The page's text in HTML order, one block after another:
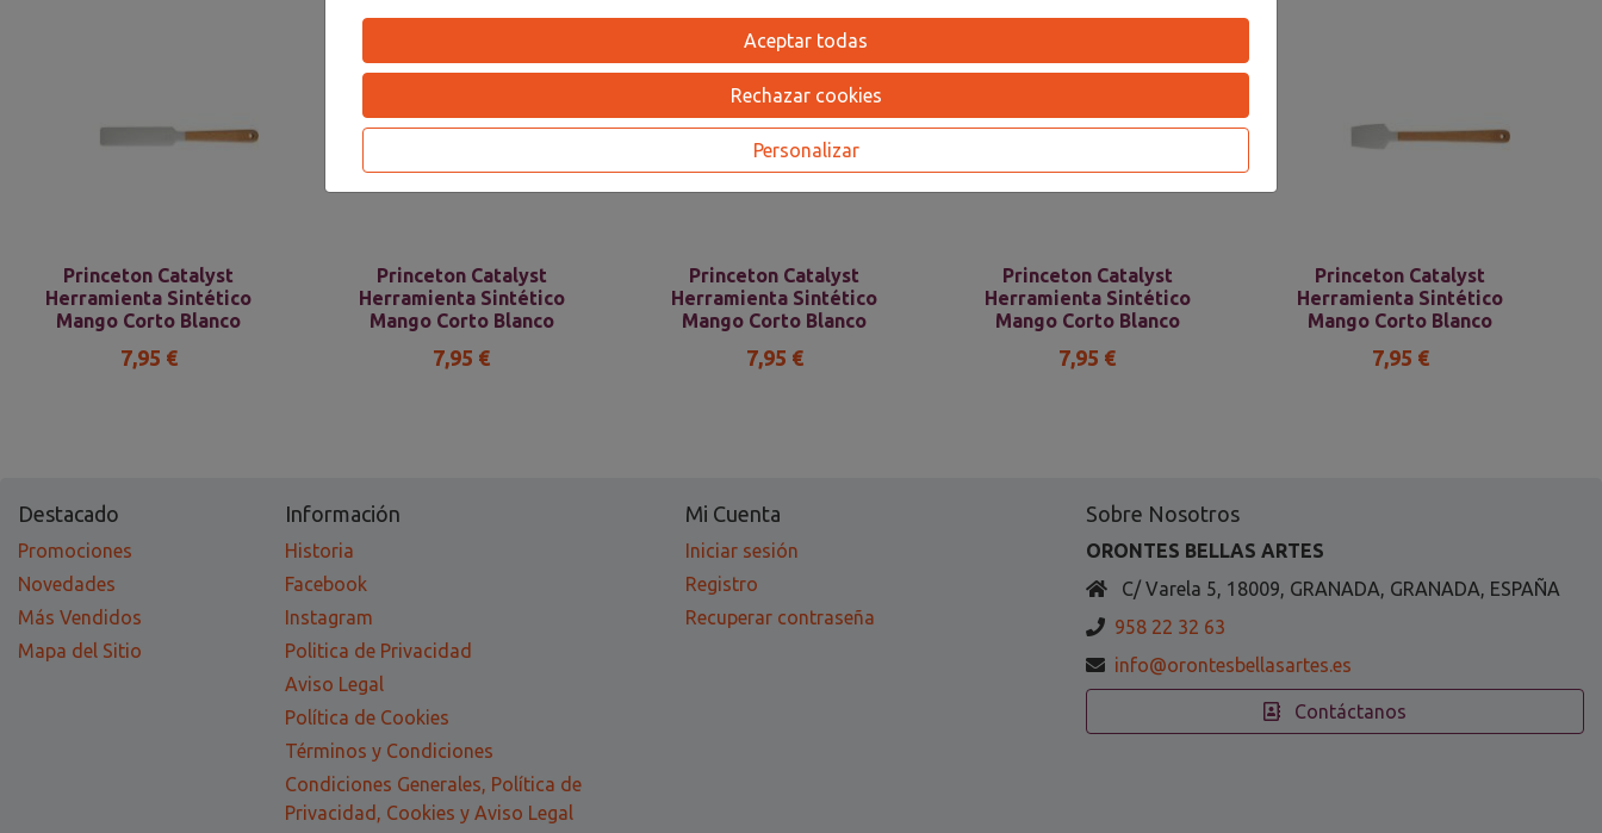
Princeton Catalyst
Herramienta Sintético
Mango Corto Blanco
7,95 €
Princeton Catalyst
Herramienta Sintético
Mango Corto Blanco
7,95 €
Princeton Catalyst
Herramienta Sintético
Mango Corto Blanco
7,95 €
Princeton Catalyst
Herramienta Sintético
Mango Corto Blanco
7,95 €
Princeton Catalyst
Herramienta Sintético
Mango Corto Blanco
7,95 €
Destacado
Promociones
Novedades
Más Vendidos
Mapa del Sitio
Información
Historia
Facebook
Instagram
Politica de Privacidad
Aviso Legal
Política de Cookies
Términos y Condiciones
Condiciones Generales, Política de
Privacidad, Cookies y Aviso Legal
Mi Cuenta
Iniciar sesión
Registro
Recuperar contraseña
Sobre Nosotros
ORONTES BELLAS ARTES
C/ Varela 5, 18009, GRANADA, GRANADA, ESPAÑA
958 22 32 63
info@orontesbellasartes.es
Contáctanos
Aceptar todas
Rechazar cookies
Personalizar